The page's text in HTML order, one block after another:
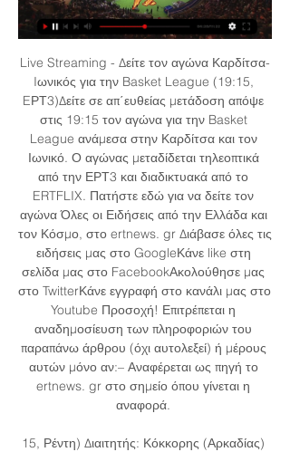
Live Streaming - Δείτε τον αγώνα Καρδίτσα-
Iωνικός για την Basket League (19:15,
EΡΤ3)Δείτε σε απ΄ευθείας μετάδοση απόψε
στις 19:15 τον αγώνα για την Basket
League ανάμεσα στην Καρδίτσα και τον
Ιωνικό. Ο αγώνας μεταδίδεται τηλεοπτικά
από την ΕΡΤ3 και διαδικτυακά από το
ERTFLIX. Πατήστε εδώ για να δείτε τον
αγώνα Όλες οι Ειδήσεις από την Ελλάδα και
τον Κόσμο, στο ertnews. gr Διάβασε όλες τις
ειδήσεις μας στο GoogleΚάνε like στη
σελίδα μας στο FacebookΑκολούθησε μας
στο TwitterΚάνε εγγραφή στο κανάλι μας στο
Youtube Προσοχή! Επιτρέπεται η
αναδημοσίευση των πληροφοριών του
παραπάνω άρθρου (όχι αυτολεξεί) ή μέρους
αυτών μόνο αν:– Αναφέρεται ως πηγή το
ertnews. gr στο σημείο όπου γίνεται η
αναφορά.
15, Ρέντη) Διαιτητής: Κόκκορης (Αρκαδίας)